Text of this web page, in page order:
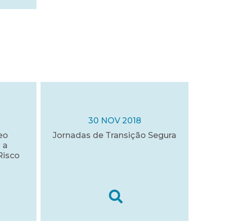
a
30 NOV 2018
Jornadas de Transição Segura